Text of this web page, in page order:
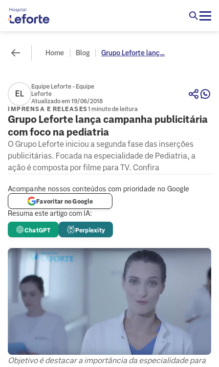
Home Blog Grupo Leforte lanç...
EL
Equipe Leforte - Equipe
Leforte
Atualizado em 19/06/2018
IMPRENSA E RELEASES1 minuto de leitura
Grupo Leforte lança campanha publicitária
com foco na pediatria
O Grupo Leforte iniciou a segunda fase das inserções
publicitárias. Focada na especialidade de Pediatria, a
ação é composta por filme para TV. Confira
Resuma este artigo com IA:
ChatGPT Perplexity
Acompanhe nossos conteúdos com prioridade no Google
Favoritar no Google
Objetivo é destacar a importância da especialidade para